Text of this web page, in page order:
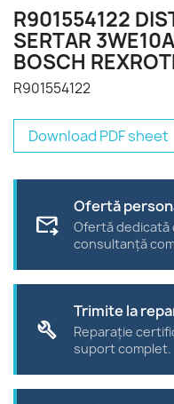
R901554122
SERTAR
BOSCH
R901554122
Download PDF sheet
forward_to_inbox
Ofertă
Ofertă
consultanță
build
Trimite la
Reparație
suport complet.